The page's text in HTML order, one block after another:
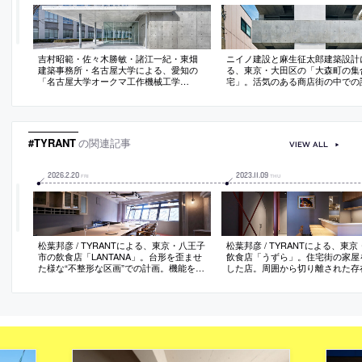
吉村昭範・佐々木勝敏・諸江一紀・東畑
建築事務所・名古屋大学による、愛知の
「名古屋大学オークマ工作機械工学
位置する場所での計画。全体の“広場”であ
フガーデン”を備えた隣接校舎への通り抜
けも可能な建築を考案
ニイノ建設と麻生征太郎建築設計
る、東京・大田区の「大森町の集
宅」。活気のある商店街の中での
境”を目指し、四周に回した“コン
る建築を考案。上階に行くほど段
#TYRANTの関連記事
2026.2.20 FRI
松葉邦彦 / TYRANTによる、東京・八王子
市の飲食店「LANTANA」。台形を歪ませ
た様な“不整形な区画”での計画。機能を超
とも平行ではない“わずかな歪み”を持つカ
2023.11 09 THU
松葉邦彦 / TYRANTによる、東京
飲食店「うずら」。住宅街の家屋
した店。周囲から切り離された存
上で階段状のアプローチも構築。
VIEW ALL